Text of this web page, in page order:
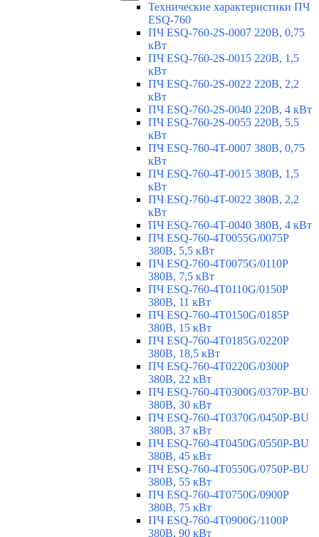
Технические характеристики ПЧ
ESQ-760
ПЧ ESQ-760-2S-0007 220В, 0,75
кВт
ПЧ ESQ-760-2S-0015 220В, 1,5
кВт
ПЧ ESQ-760-2S-0022 220В, 2,2
кВт
ПЧ ESQ-760-2S-0040 220В, 4 кВт
ПЧ ESQ-760-2S-0055 220В, 5,5
кВт
ПЧ ESQ-760-4T-0007 380В, 0,75
кВт
ПЧ ESQ-760-4T-0015 380В, 1,5
кВт
ПЧ ESQ-760-4T-0022 380В, 2,2
кВт
ПЧ ESQ-760-4T-0040 380В, 4 кВт
ПЧ ESQ-760-4T0055G/0075P
380В, 5,5 кВт
ПЧ ESQ-760-4T0075G/0110P
380В, 7,5 кВт
ПЧ ESQ-760-4T0110G/0150P
380В, 11 кВт
ПЧ ESQ-760-4T0150G/0185P
380В, 15 кВт
ПЧ ESQ-760-4T0185G/0220P
380В, 18,5 кВт
ПЧ ESQ-760-4T0220G/0300P
380В, 22 кВт
ПЧ ESQ-760-4T0300G/0370P-BU
380В, 30 кВт
ПЧ ESQ-760-4T0370G/0450P-BU
380В, 37 кВт
ПЧ ESQ-760-4T0450G/0550P-BU
380В, 45 кВт
ПЧ ESQ-760-4T0550G/0750P-BU
380В, 55 кВт
ПЧ ESQ-760-4T0750G/0900P
380В, 75 кВт
ПЧ ESQ-760-4T0900G/1100P
380В, 90 кВт